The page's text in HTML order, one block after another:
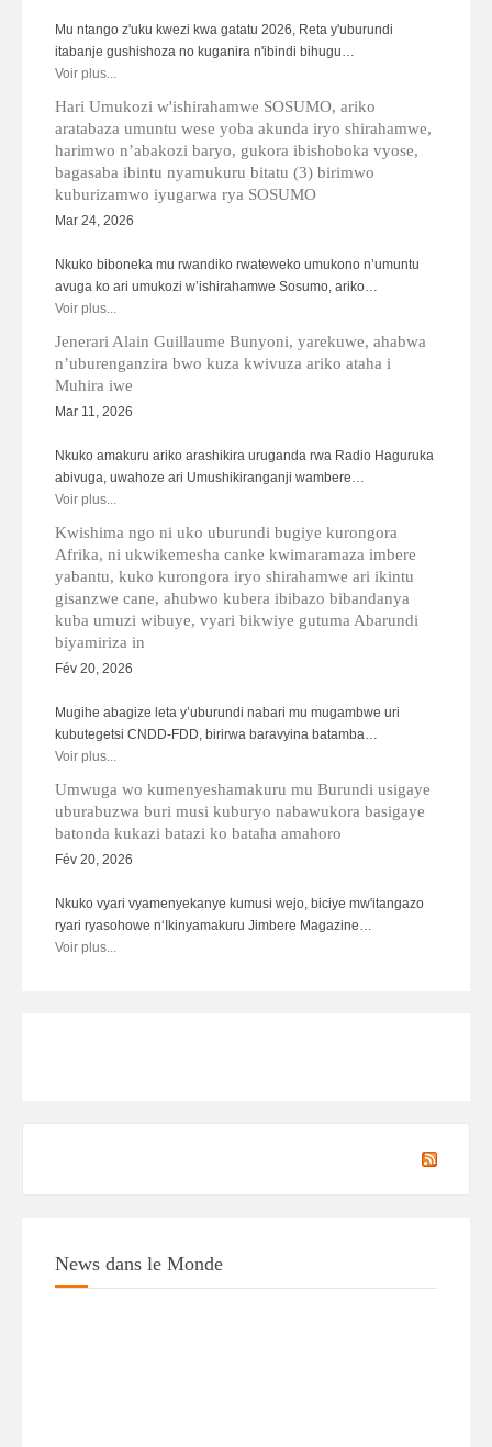
Mu ntango z'uku kwezi kwa gatatu 2026, Reta y'uburundi
itabanje gushishoza no kuganira n'ibindi bihugu…
Voir plus...
Hari Umukozi w'ishirahamwe SOSUMO, ariko
aratabaza umuntu wese yoba akunda iryo shirahamwe,
harimwo n’abakozi baryo, gukora ibishoboka vyose,
bagasaba ibintu nyamukuru bitatu (3) birimwo
kuburizamwo iyugarwa rya SOSUMO
Mar 24, 2026
Nkuko biboneka mu rwandiko rwateweko umukono n’umuntu
avuga ko ari umukozi w’ishirahamwe Sosumo, ariko…
Voir plus...
Jenerari Alain Guillaume Bunyoni, yarekuwe, ahabwa
n’uburenganzira bwo kuza kwivuza ariko ataha i
Muhira iwe
Mar 11, 2026
Nkuko amakuru ariko arashikira uruganda rwa Radio Haguruka
abivuga, uwahoze ari Umushikiranganji wambere…
Voir plus...
Kwishima ngo ni uko uburundi bugiye kurongora
Afrika, ni ukwikemesha canke kwimaramaza imbere
yabantu, kuko kurongora iryo shirahamwe ari ikintu
gisanzwe cane, ahubwo kubera ibibazo bibandanya
kuba umuzi wibuye, vyari bikwiye gutuma Abarundi
biyamiriza in
Fév 20, 2026
Mugihe abagize leta y’uburundi nabari mu mugambwe uri
kubutegetsi CNDD-FDD, birirwa baravyina batamba…
Voir plus...
Umwuga wo kumenyeshamakuru mu Burundi usigaye
uburabuzwa buri musi kuburyo nabawukora basigaye
batonda kukazi batazi ko bataha amahoro
Fév 20, 2026
Nkuko vyari vyamenyekanye kumusi wejo, biciye mw'itangazo
ryari ryasohowe n‘Ikinyamakuru Jimbere Magazine…
Voir plus...
News dans le Monde